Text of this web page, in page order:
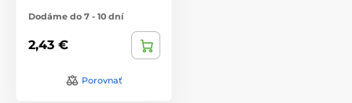
Dodáme do 7 - 10 dní
2,43 €
Porovnať